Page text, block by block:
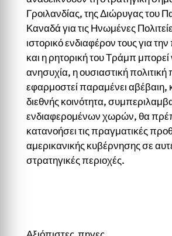
Γροιλανδίας, της Διώρυγας του
Καναδά για τις Ηνωμένες
ιστορικό ενδιαφέρον τους για
και η ρητορική του Τράμπ
ανησυχία, η ουσιαστική πολιτική
εφαρμοστεί παραμένει αβέβαιη,
διεθνής κοινότητα,
ενδιαφερομένων χωρών, θα
κατανοήσει τις πραγματικές
αμερικανικής κυβέρνησης σε
στρατηγικές περιοχές.